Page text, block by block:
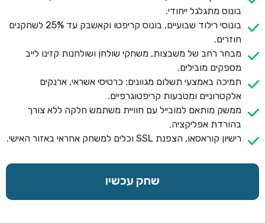
בונוס מתגלגל ייחודי.
בונוסי רילוד שבועיים, בונוס קריפטו וקאשבק עד 25% לשחקנים
חוזרים.
מבחר רחב של משבצות, משחקי שולחן ושולחנות קזינו לייב
מספקים מובילים.
תמיכה באמצעי תשלום מגוונים: כרטיסי אשראי, ארנקים
אלקטרוניים ומטבעות קריפטוגרפיים.
ממשק מותאם למובייל עם חוויית משתמש חלקה ללא צורך
בהורדת אפליקציה.
רישיון קוראסאו, הצפנת SSL וכלים למשחק אחראי באזור האישי.
שחק עכשיו